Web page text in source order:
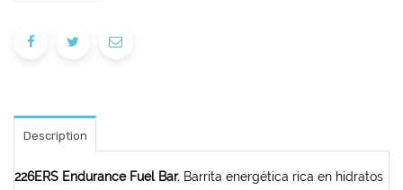
Description
226ERS Endurance Fuel Bar. Barrita energética rica en hidratos